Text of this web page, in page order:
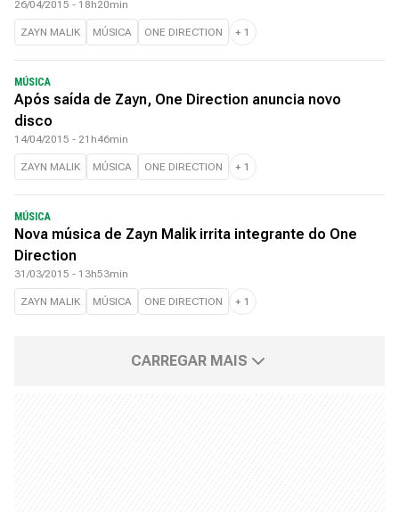
26/04/2015 - 18h20min
ZAYN MALIK MÚSICA ONE DIRECTION + 1
MÚSICA
Após saída de Zayn, One Direction anuncia novo
disco
14/04/2015 - 21h46min
ZAYN MALIK MÚSICA ONE DIRECTION + 1
MÚSICA
Nova música de Zayn Malik irrita integrante do One
Direction
31/03/2015 - 13h53min
ZAYN MALIK MÚSICA ONE DIRECTION + 1
CARREGAR MAIS